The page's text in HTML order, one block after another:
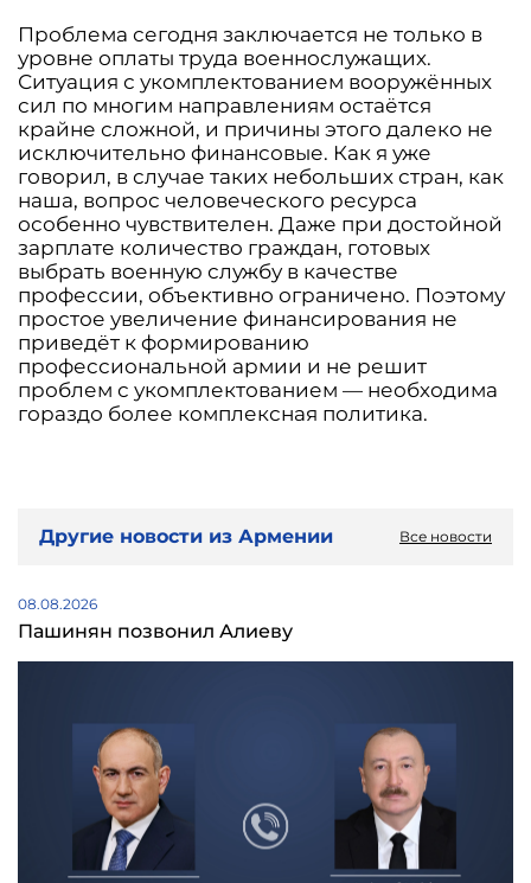
Проблема сегодня заключается не только в
уровне оплаты труда военнослужащих.
Ситуация с укомплектованием вооружённых
сил по многим направлениям остаётся
крайне сложной, и причины этого далеко не
исключительно финансовые. Как я уже
говорил, в случае таких небольших стран, как
наша, вопрос человеческого ресурса
особенно чувствителен. Даже при достойной
зарплате количество граждан, готовых
выбрать военную службу в качестве
профессии, объективно ограничено. Поэтому
простое увеличение финансирования не
приведёт к формированию
профессиональной армии и не решит
проблем с укомплектованием — необходима
гораздо более комплексная политика.
Другие новости из Армении Все новости
08.08.2026
Пашинян позвонил Алиеву